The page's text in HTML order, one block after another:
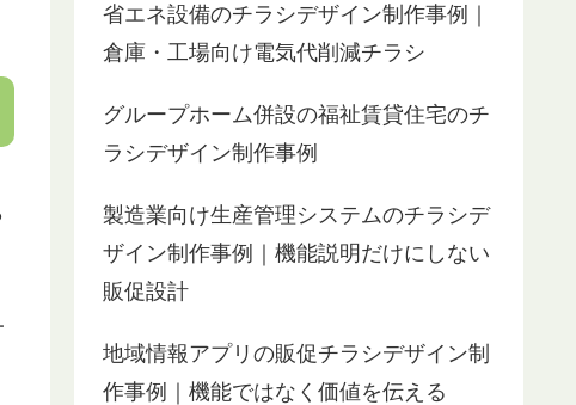
省エネ設備のチラシデザイン制作事例｜
倉庫・工場向け電気代削減チラシ
グループホーム併設の福祉賃貸住宅のチ
ラシデザイン制作事例
製造業向け生産管理システムのチラシデ
ザイン制作事例｜機能説明だけにしない
販促設計
地域情報アプリの販促チラシデザイン制
作事例｜機能ではなく価値を伝える